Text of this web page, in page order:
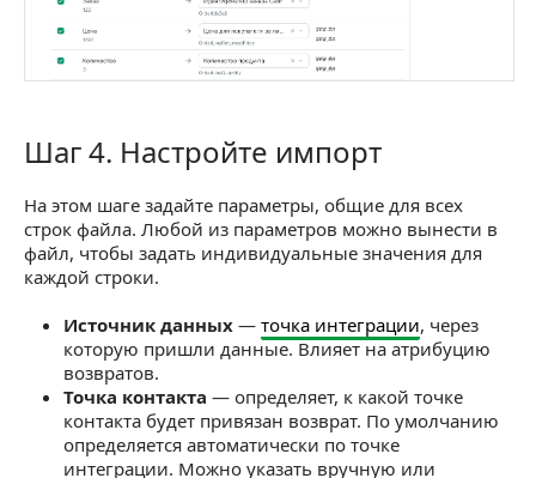
Шаг 4. Настройте импорт
Шаг 4. Настройте импорт
На этом шаге задайте параметры, общие для всех
строк файла. Любой из параметров можно вынести в
файл, чтобы задать индивидуальные значения для
каждой строки.
Источник данных — точка интеграции, через
которую пришли данные. Влияет на атрибуцию
возвратов.
Точка контакта — определяет, к какой точке
контакта будет привязан возврат. По умолчанию
определяется автоматически по точке
интеграции. Можно указать вручную или